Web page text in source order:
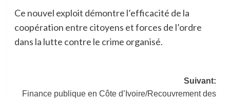
Ce nouvel exploit démontre l’efficacité de la
coopération entre citoyens et forces de l’ordre
dans la lutte contre le crime organisé.
Suivant:
Finance publique en Côte d’Ivoire/Recouvrement des